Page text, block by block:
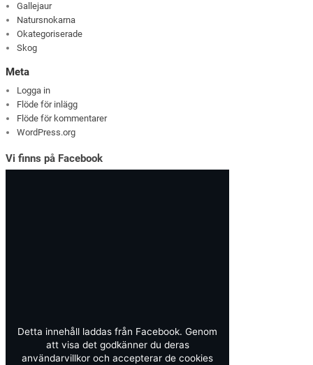
Gallejaur
Natursnokarna
Okategoriserade
Skog
Meta
Logga in
Flöde för inlägg
Flöde för kommentarer
WordPress.org
Vi finns på Facebook
Detta innehåll laddas från Facebook. Genom
att visa det godkänner du deras
användarvillkor och accepterar de cookies